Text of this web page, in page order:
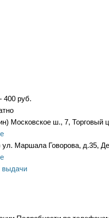
- 400 руб.
Московское ш., 7, Торговый
Маршала Говорова, д.35,
выдачи